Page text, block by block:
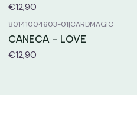
€12,90
80141004603-01|CARDMAGIC
CANECA - LOVE
€12,90